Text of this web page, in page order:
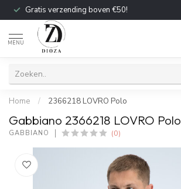
Gratis verzending boven €50!
MENU
Home / 2366218 LOVRO Polo
Gabbiano 2366218 LOVRO Polo
GABBIANO (0)